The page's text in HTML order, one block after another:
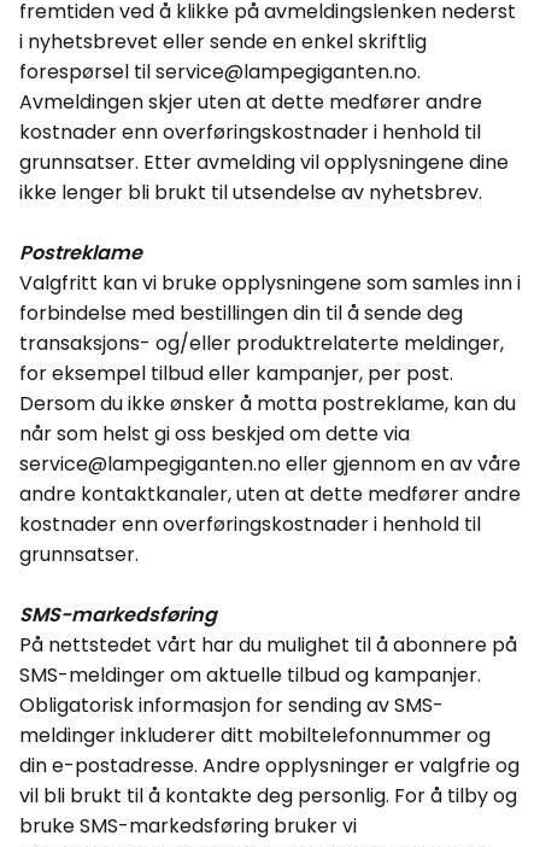
fremtiden ved å klikke på avmeldingslenken nederst
i nyhetsbrevet eller sende en enkel skriftlig
forespørsel til service@lampegiganten.no.
Avmeldingen skjer uten at dette medfører andre
kostnader enn overføringskostnader i henhold til
grunnsatser. Etter avmelding vil opplysningene dine
ikke lenger bli brukt til utsendelse av nyhetsbrev.
Postreklame
Valgfritt kan vi bruke opplysningene som samles inn i
forbindelse med bestillingen din til å sende deg
transaksjons- og/eller produktrelaterte meldinger,
for eksempel tilbud eller kampanjer, per post.
Dersom du ikke ønsker å motta postreklame, kan du
når som helst gi oss beskjed om dette via
service@lampegiganten.no eller gjennom en av våre
andre kontaktkanaler, uten at dette medfører andre
kostnader enn overføringskostnader i henhold til
grunnsatser.
SMS-markedsføring
På nettstedet vårt har du mulighet til å abonnere på
SMS-meldinger om aktuelle tilbud og kampanjer.
Obligatorisk informasjon for sending av SMS-
meldinger inkluderer ditt mobiltelefonnummer og
din e-postadresse. Andre opplysninger er valgfrie og
vil bli brukt til å kontakte deg personlig. For å tilby og
bruke SMS-markedsføring bruker vi